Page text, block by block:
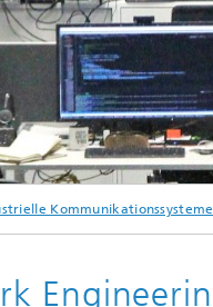
Kommunikationssysteme